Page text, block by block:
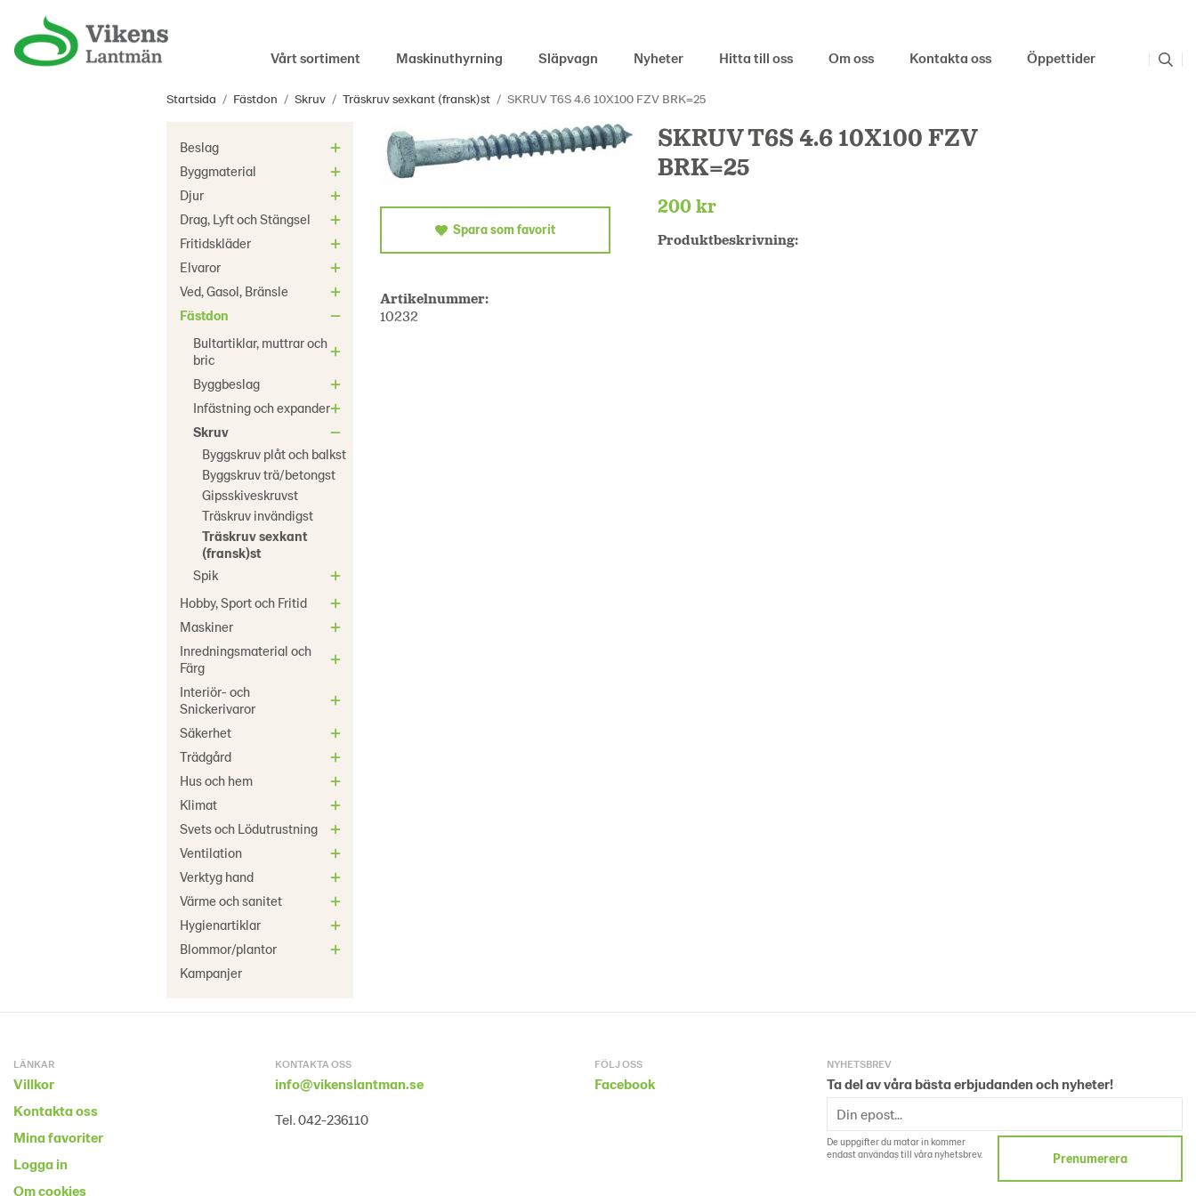
Vårt sortiment Maskinuthyrning Släpvagn Nyheter Hitta till oss Om oss Kontakta oss Öppettider
Startsida / Fästdon / Skruv / Träskruv sexkant (fransk)st / SKRUV T6S 4.6 10X100 FZV BRK=25
Beslag
Byggmaterial
Djur
Drag, Lyft och Stängsel
Fritidskläder
Elvaror
Ved, Gasol, Bränsle
Fästdon
Bultartiklar, muttrar och
bric
Byggbeslag
Infästning och expander
Skruv
Byggskruv plåt och balkst
Byggskruv trä/betongst
Gipsskiveskruvst
Träskruv invändigst
Träskruv sexkant
(fransk)st
Spik
Hobby, Sport och Fritid
Maskiner
Inredningsmaterial och
Färg
Interiör- och
Snickerivaror
Säkerhet
Trädgård
Hus och hem
Klimat
Svets och Lödutrustning
Ventilation
Verktyg hand
Värme och sanitet
Hygienartiklar
Blommor/plantor
Kampanjer
SKRUV T6S 4.6 10X100 FZV
BRK=25
200 kr
Produktbeskrivning:
Spara som favorit
Artikelnummer:
10232
LÄNKAR
Villkor
Kontakta oss
Mina favoriter
Logga in
Om cookies
KONTAKTA OSS
info@vikenslantman.se
Tel. 042-236110
FÖLJ OSS
Facebook
NYHETSBREV
Ta del av våra bästa erbjudanden och nyheter!
De uppgifter du matar in kommer
endast användas till våra nyhetsbrev.
Prenumerera